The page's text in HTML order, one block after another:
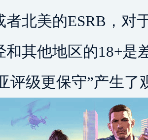
者北美的ESRB，对
和其他地区的18+是
评级更保守”产生了